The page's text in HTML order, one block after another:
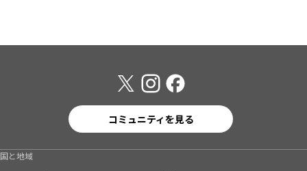
コミュニティを見る
国と地域